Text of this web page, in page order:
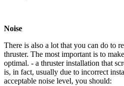
Noise
There is also a lot that you can do to
thruster. The most important is to
optimal. - a thruster installation that
is, in fact, usually due to incorrect
acceptable noise level, you should: